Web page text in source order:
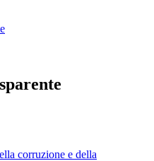
corruzione e della